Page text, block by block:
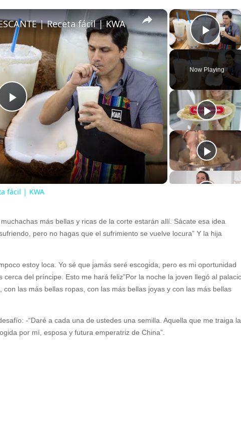
×
Play
Now Playing
×
P
a
V
i
d
e
| Receta fácil | KWA
fácil | KWA
más bellas y ricas de la corte estarán allí. Sácate esa idea
pero no hagas que el sufrimiento se vuelve locura” Y la hija
estoy loca. Yo sé que jamás seré escogida, pero es mi oportunidad
del príncipe. Esto me hará feliz”Por la noche la joven llegó al
las más bellas ropas, con las más bellas joyas y con las más bellas
-“Daré a cada una de ustedes una semilla. Aquella que me traiga la
por mí, esposa y futura emperatriz de China”.